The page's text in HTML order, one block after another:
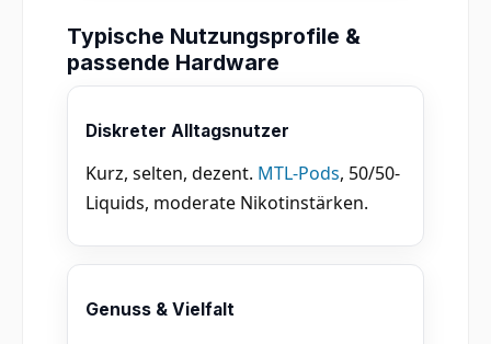
Typische Nutzungsprofile &
passende Hardware
Diskreter Alltagsnutzer
Kurz, selten, dezent. MTL-Pods, 50/50-
Liquids, moderate Nikotinstärken.
Genuss & Vielfalt